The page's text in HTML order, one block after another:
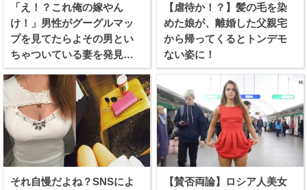
「え！？これ俺の嫁やん
け！」男性がグーグルマッ
プを見てたらよその男とい
ちゃついている妻を発見し
てしまう！！
【虐待か！？】髪の毛を染
めた娘が、離婚した父親宅
から帰ってくるとトンデモ
ない姿に！
それ自慢だよね？SNSによ
【賛否両論】ロシア人美女